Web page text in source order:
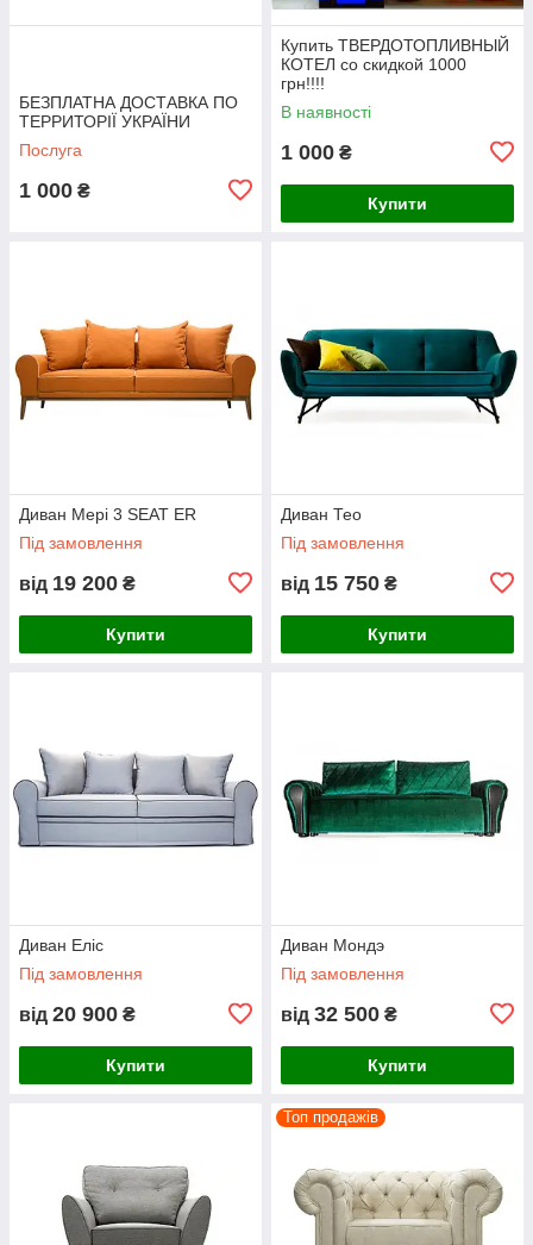
БЕЗПЛАТНА ДОСТАВКА ПО
ТЕРРИТОРІЇ УКРАЇНИ
Послуга
1 000 ₴
Купить ТВЕРДОТОПЛИВНЫЙ
КОТЕЛ со скидкой 1000
грн!!!!
В наявності
1 000 ₴
Купити
Диван Мері 3 SEAT ER
Під замовлення
від 19 200 ₴
Купити
Диван Тео
Під замовлення
від 15 750 ₴
Купити
Диван Еліс
Під замовлення
від 20 900 ₴
Купити
Диван Мондэ
Під замовлення
від 32 500 ₴
Купити
Топ продажів